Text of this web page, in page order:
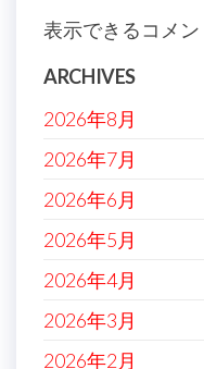
表示できるコメン
ARCHIVES
2026年8月
2026年7月
2026年6月
2026年5月
2026年4月
2026年3月
2026年2月